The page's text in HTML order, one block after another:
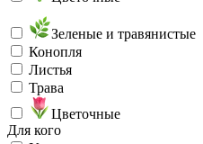
Зеленые и травянистые
Конопля
Листья
Трава
Цветочные
Для кого